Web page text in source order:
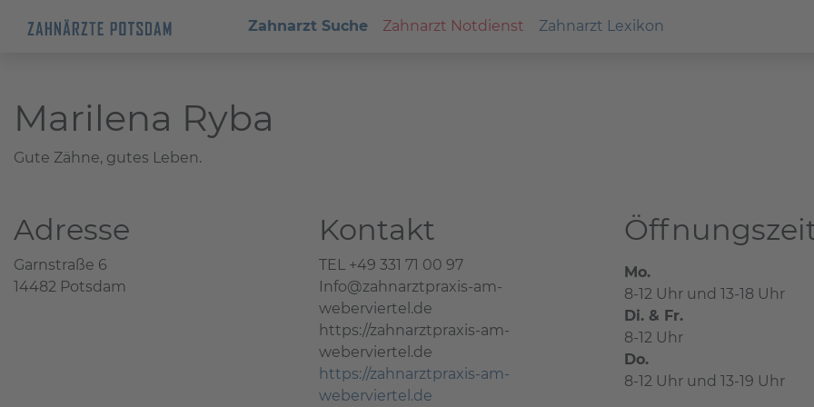
Zahnarzt Suche Zahnarzt Notdienst Zahnarzt Lexikon
Marilena Ryba
Gute Zähne, gutes Leben.
Adresse
Garnstraße 6
14482 Potsdam
Kontakt
TEL +49 331 71 00 97
Info@zahnarztpraxis-am-
weberviertel.de
https://zahnarztpraxis-am-
weberviertel.de
https://zahnarztpraxis-am-
weberviertel.de
Mo.
8-12 Uhr und 13-18 Uhr
Di. & Fr.
8-12 Uhr
Do.
8-12 Uhr und 13-19 Uhr